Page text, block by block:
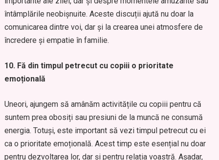
întâmplările neobișnuite. Aceste discuții ajută nu doar la
comunicarea dintre voi, dar și la crearea unei atmosfere de
încredere și empatie în familie.
10. Fă din timpul petrecut cu copiii o prioritate
emoțională
Uneori, ajungem să amânăm activitățile cu copiii pentru că
suntem prea obosiți sau presiuni de la muncă ne consumă
energia. Totuși, este important să vezi timpul petrecut cu ei
ca o prioritate emoțională. Acest timp este esențial nu doar
pentru dezvoltarea lor, dar și pentru relația voastră. Așadar,